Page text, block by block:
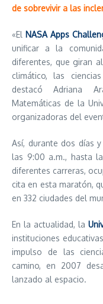
de sobrevivir a las
«El NASA Apps
unificar a la
diferentes, que giran
climático, las
destacó Adriana
Matemáticas de la
organizadoras del
Así, durante dos días
las 9:00 a.m., hasta
diferentes carreras,
cita en esta maratón,
en 332 ciudades del
En la actualidad, la
instituciones
impulso de las
camino, en 2007
lanzado al espacio.